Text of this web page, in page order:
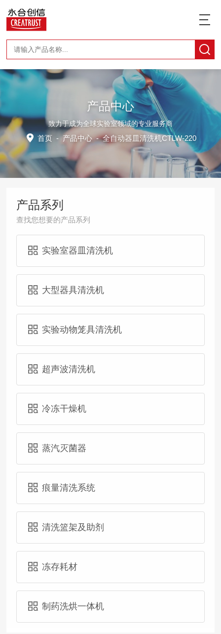
产品中心
致力于成为全球实验室领域的专业服务商
首页 -产品中心- 全自动器皿清洗机CTLW-220
产品系列
查找您想要的产品系列
实验室器皿清洗机
大型器具清洗机
实验动物笼具清洗机
超声波清洗机
冷冻干燥机
蒸汽灭菌器
痕量清洗系统
清洗篮架及助剂
冻存耗材
制药洗烘一体机